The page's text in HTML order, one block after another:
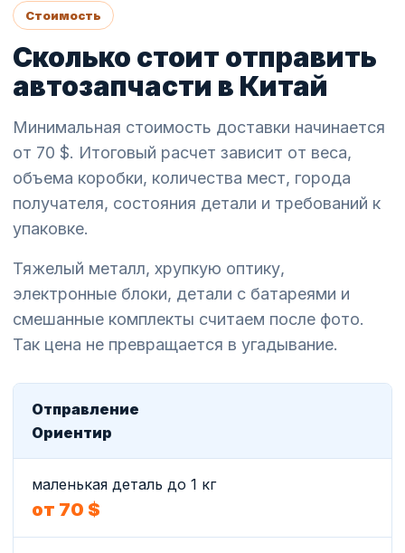
Стоимость
Сколько стоит отправить
автозапчасти в Китай
Минимальная стоимость доставки начинается
от 70 $. Итоговый расчет зависит от веса,
объема коробки, количества мест, города
получателя, состояния детали и требований к
упаковке.
Тяжелый металл, хрупкую оптику,
электронные блоки, детали с батареями и
смешанные комплекты считаем после фото.
Так цена не превращается в угадывание.
Отправление
Ориентир
маленькая деталь до 1 кг
от 70 $